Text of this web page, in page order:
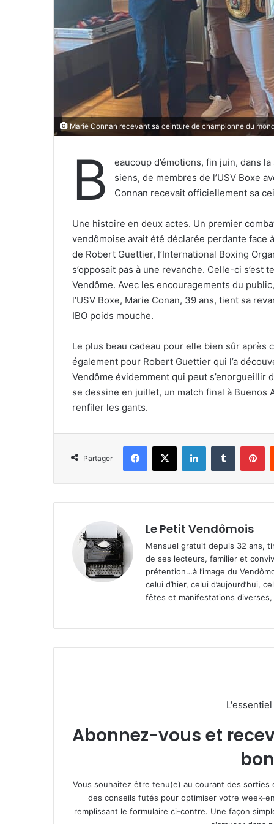
Marie Connan recevant sa ceinture de championne du
B
eaucoup d’émotions, fin juin, dans
siens, de membres de l’USV Boxe
Connan recevait officiellement sa
Une histoire en deux actes. Un premier
vendômoise avait été déclarée perdante face
de Robert Guettier, l’International Boxing
s’opposait pas à une revanche. Celle-ci s’est
Vendôme. Avec les encouragements du
l’USV Boxe, Marie Conan, 39 ans, tient sa
IBO poids mouche.
Le plus beau cadeau pour elle bien sûr après
également pour Robert Guettier qui l’a
Vendôme évidemment qui peut s’enorgueillir
se dessine en juillet, un match final à Buenos
renfiler les gants.
Partager
Le Petit Vendômois
Mensuel gratuit depuis 32 ans,
de ses lecteurs, familier et
prétention…à l’image du
celui d’hier, celui d’aujourd’hui,
fêtes et manifestations
Abonnez-vous et
Vous souhaitez être tenu(e) au courant des
des conseils futés pour optimiser votre week-
remplissant le formulaire ci-contre. Une façon